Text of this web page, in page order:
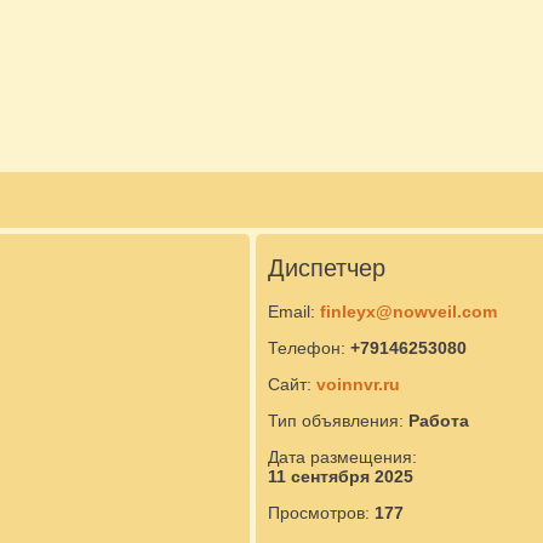
Диспетчер
Email: finleyx@nowveil.com
Телефон: +79146253080
Сайт: voinnvr.ru
Тип объявления: Работа
Дата размещения:
11 сентября 2025
Просмотров: 177